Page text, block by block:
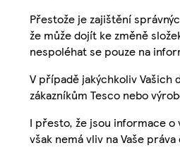
Přestože je zajištění
že může dojít ke změně
nespoléhat se pouze na
V případě jakýchkoliv
zákazníkům Tesco nebo
I přesto, že jsou informace
však nemá vliv na Vaše práva